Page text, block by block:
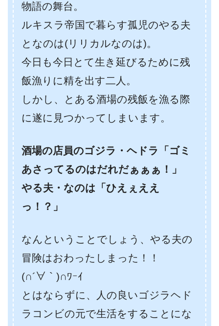
物語の舞台。
ルキスラ帝国で暮らす孤児のやる夫
となのは(リリカルなのは)。
今日も今日とて生き延びるために残
飯漁りに精を出す二人。
しかし、とある酒場の残飯を漁る際
に遂に見つかってしまいます。
酒場の店員のゴジラ・ヘドラ「ゴミ
あさってるのはだれだぁぁぁ！」
やる夫・なのは「ひえぇええ
っ！？」
なんということでしょう、やる夫の
冒険はおわったしまった！！
(∩´∀｀)∩ﾜｰｲ
とはならずに、人の良いゴジラヘド
ラコンビの元で生活をすることにな